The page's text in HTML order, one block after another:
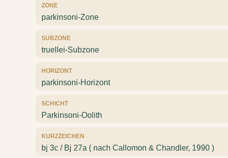
ZONE
parkinsoni-Zone
SUBZONE
truellei-Subzone
HORIZONT
parkinsoni-Horizont
SCHICHT
Parkinsoni-Oolith
KURZZEICHEN
bj 3c / Bj 27a ( nach Callomon & Chandler, 1990 )